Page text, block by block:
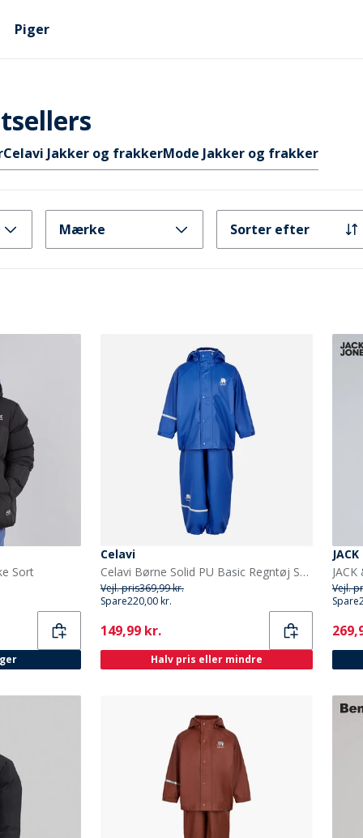
Piger
Celavi Jakker og frakkerMode Jakker og frakker
Mærke Sorter efter
Sort
Celavi
Celavi Børne Solid PU Basic Regntøj Sæt Havblå Oceanblue
Vejl. pris369,99 kr.
Spare220,00 kr.
Current
149,99 kr.
Halv pris eller mindre
Vejl.
Spare